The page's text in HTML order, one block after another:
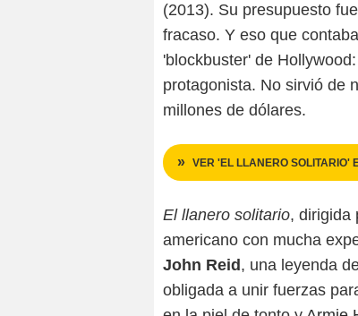
(2013). Su presupuesto
fracaso. Y eso que
'blockbuster' de Hollywood:
protagonista. No sirvió de
millones de dólares.
VER 'EL LLANERO SOLITARIO'
El llanero solitario, dirigida
americano con mucha
John Reid , una leyenda
obligada a unir fuerzas